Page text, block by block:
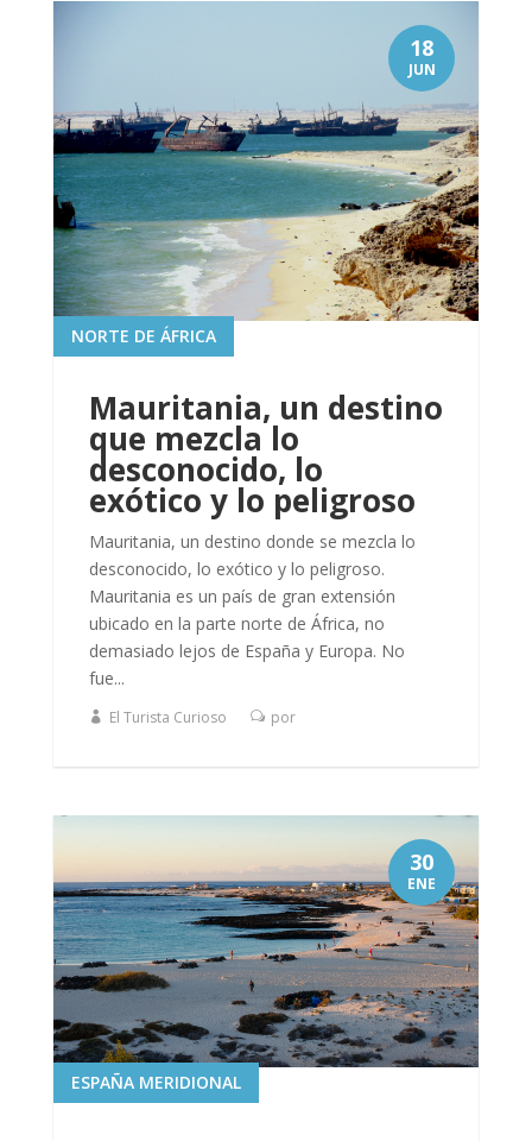
Mauritania, un destino
que mezcla lo
desconocido, lo
exótico y lo peligroso
NORTE DE ÁFRICA
Mauritania, un destino donde se mezcla lo
desconocido, lo exótico y lo peligroso.
Mauritania es un país de gran extensión
ubicado en la parte norte de África, no
demasiado lejos de España y Europa. No
fue...
El Turista Curioso por
18
JUN
ESPAÑA MERIDIONAL
30
ENE